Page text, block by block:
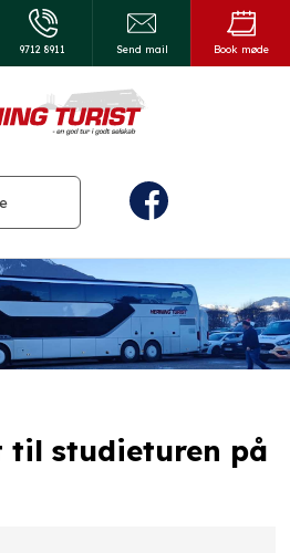
9712 8911​ Send mail Book møde
til studieturen på